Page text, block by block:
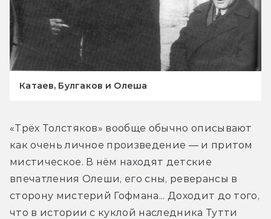
Катаев, Булгаков и Олеша
«Трёх Толстяков» вообще обычно описывают
как очень личное произведение — и притом
мистическое. В нём находят детские
впечатления Олеши, его сны, реверансы в
сторону мистерий Гофмана... Доходит до того,
что в истории с куклой наследника Тутти